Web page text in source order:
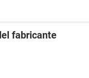
fabricante